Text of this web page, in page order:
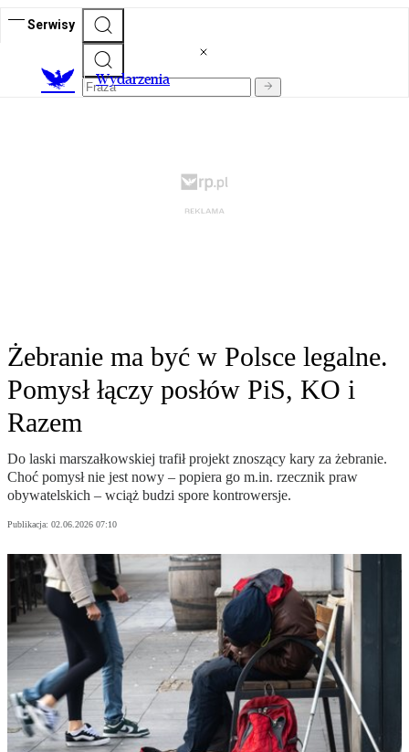
Serwisy
Wydarzenia
Żebranie ma być w Polsce legalne.
Pomysł łączy posłów PiS, KO i
Razem
Do laski marszałkowskiej trafił projekt znoszący kary za żebranie.
Choć pomysł nie jest nowy – popiera go m.in. rzecznik praw
obywatelskich – wciąż budzi spore kontrowersje.
Publikacja: 02.06.2026 07:10